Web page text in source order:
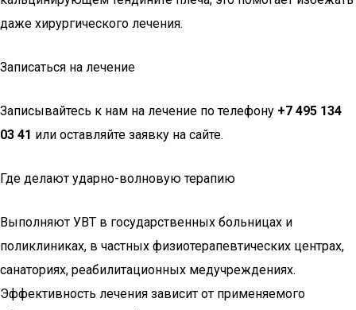
даже хирургического лечения.
Записаться на лечение
Записывайтесь к нам на лечение по телефону +7 495 134
03 41 или оставляйте заявку на сайте.
Где делают ударно-волновую терапию
Выполняют УВТ в государственных больницах и
поликлиниках, в частных физиотерапевтических центрах,
санаториях, реабилитационных медучреждениях.
Эффективность лечения зависит от применяемого